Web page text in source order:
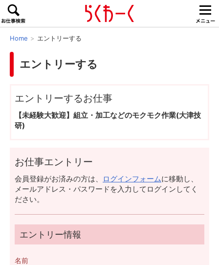
Home エントリーする
エントリーする
エントリーするお仕事
【未経験大歓迎】組立・加工などのモクモク作業(大津技
研)
お仕事エントリー
会員登録がお済みの方は、 ログインフォームに移動し、
メールアドレス・パスワードを入力してログインしてく
ださい。
エントリー情報
名前